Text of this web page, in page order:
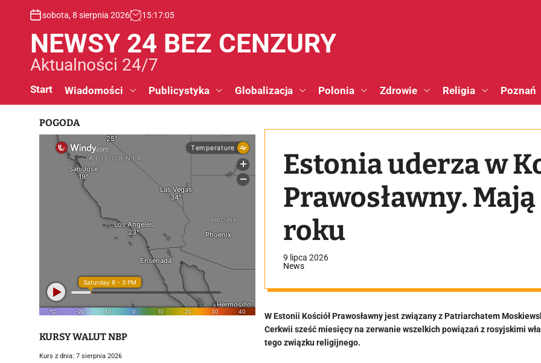
sobota, 8 sierpnia 2026 15:17:06
NEWSY 24 BEZ CENZURY
Aktualności 24/7
Start Wiadomości Publicystyka Globalizacja Polonia Zdrowie Religia Poznań
Estonia uderza w
Prawosławny.
roku
9 lipca 2026
News
W Estonii Kościół Prawosławny jest związany z Patriarchatem
Cerkwii sześć miesięcy na zerwanie wszelkich powiązań z rosyjskimi
tego związku religijnego.
POGODA
KURSY WALUT NBP
Kurs z dnia: 7 sierpnia 2026